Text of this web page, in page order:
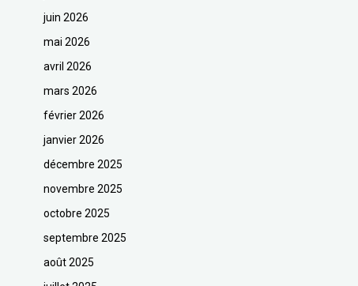
juin 2026
mai 2026
avril 2026
mars 2026
février 2026
janvier 2026
décembre 2025
novembre 2025
octobre 2025
septembre 2025
août 2025